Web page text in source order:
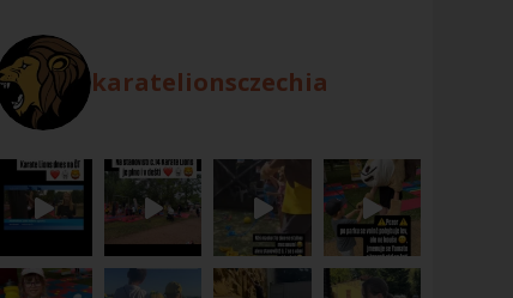
karatelionsczechia